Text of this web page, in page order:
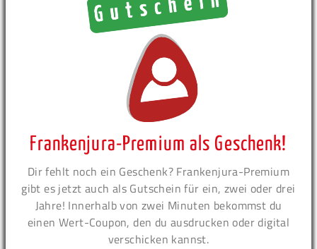
Frankenjura-Premium als Geschenk!
Dir fehlt noch ein Geschenk? Frankenjura-Premium
gibt es jetzt auch als Gutschein für ein, zwei oder drei
Jahre! Innerhalb von zwei Minuten bekommst du
einen Wert-Coupon, den du ausdrucken oder digital
verschicken kannst.